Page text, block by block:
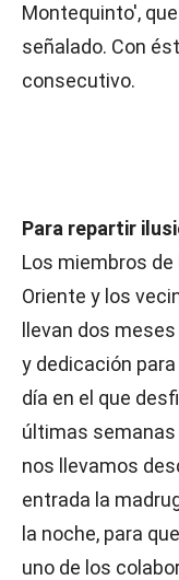
Montequinto',
señalado. Con
consecutivo.
Para repartir
Los miembros
Oriente y los
llevan dos
y dedicación
día en el que
últimas semanas
nos llevamos
entrada la
la noche, para
uno de los